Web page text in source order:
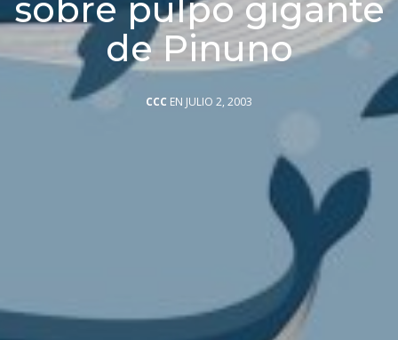
sobre pulpo gigante
de Pinuno
CCC EN JULIO 2, 2003